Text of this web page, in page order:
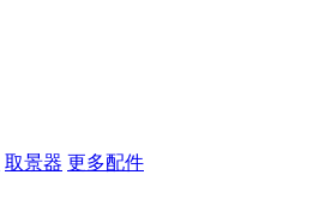
取景器 更多配件